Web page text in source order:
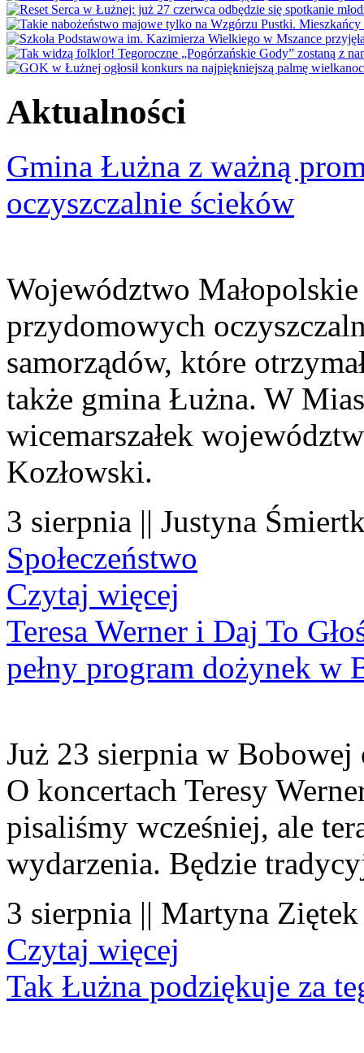
Aktualności
Gmina Łużna z ważną
oczyszczalnie ścieków
Województwo
przydomowych
samorządów, które
także gmina Łużna. W
wicemarszałek
Kozłowski.
3 sierpnia || Justyna
Społeczeństwo
Czytaj więcej
Teresa Werner i Daj To
pełny program dożynek w
Już 23 sierpnia w
O koncertach Teresy
pisaliśmy wcześniej, ale
wydarzenia. Będzie
3 sierpnia || Martyna
Czytaj więcej
Tak Łużna podziękuje za